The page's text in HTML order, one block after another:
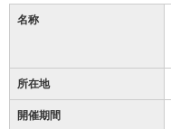
名称
所在地
開催期間